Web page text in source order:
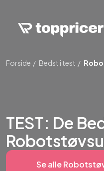
Forside Bedst i test
TEST: De
Se alle